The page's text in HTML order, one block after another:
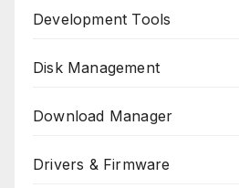
Development Tools
Disk Management
Download Manager
Drivers & Firmware